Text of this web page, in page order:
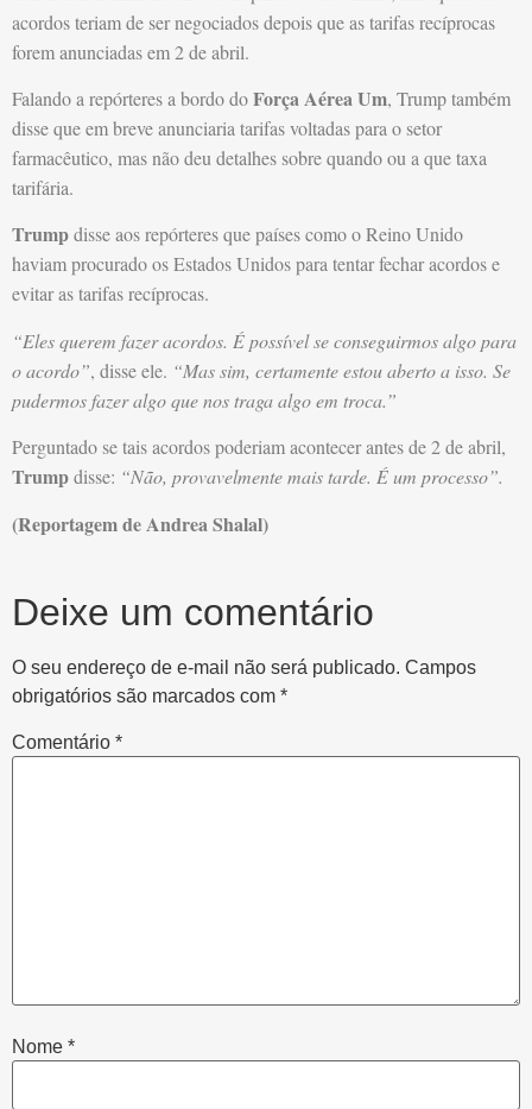
acordos teriam de ser negociados depois que as tarifas recíprocas
forem anunciadas em 2 de abril.
Falando a repórteres a bordo doForça Aérea Um, Trump também
disse que em breve anunciaria tarifas voltadas para o setor
farmacêutico, mas não deu detalhes sobre quando ou a que taxa
tarifária.
Trumpdisse aos repórteres que países como o Reino Unido
haviam procurado os Estados Unidos para tentar fechar acordos e
evitar as tarifas recíprocas.
“Eles querem fazer acordos. É possível se conseguirmos algo para
o acordo”, disse ele. “Mas sim, certamente estou aberto a isso. Se
pudermos fazer algo que nos traga algo em troca.”
Perguntado se tais acordos poderiam acontecer antes de 2 de abril,
Trumpdisse: “Não, provavelmente mais tarde. É um processo”.
(Reportagem de Andrea Shalal)
Deixe um comentário
O seu endereço de e-mail não será publicado. Campos
obrigatórios são marcados com *
Comentário *
Nome *